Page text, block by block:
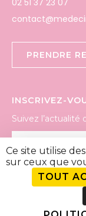
02 51 37 23 07
PRENDRE
INSCRIVEZ-
Suivez l’actualité
SUIVEZ-NOUS
Ce site utilise
sur ceux que
TOUT